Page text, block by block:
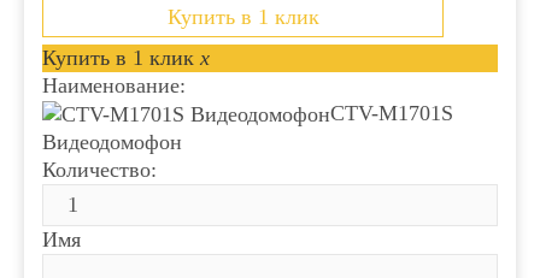
Купить в 1 клик
Купить в 1 клик x
Наименование:
CTV-M1701S
Видеодомофон
Количество:
Имя